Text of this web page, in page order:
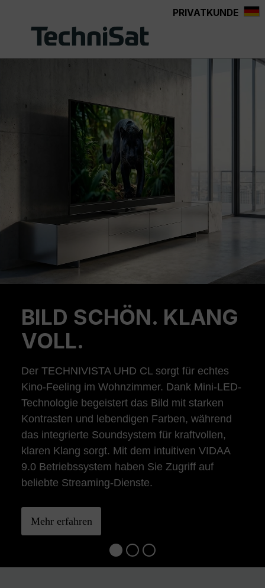
PRIVATKUNDE
BILD SCHÖN. KLANG
VOLL.
Der TECHNIVISTA UHD CL sorgt für echtes
Kino-Feeling im Wohnzimmer. Dank Mini-LED-
Technologie begeistert das Bild mit starken
Kontrasten und lebendigen Farben, während
das integrierte Soundsystem für kraftvollen,
klaren Klang sorgt. Mit dem intuitiven VIDAA
9.0 Betriebssystem haben Sie Zugriff auf
beliebte Streaming-Dienste.
Mehr erfahren
Previous